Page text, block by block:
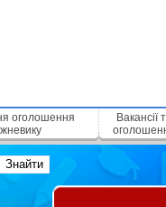
Знайти
оголошення
Вакансії